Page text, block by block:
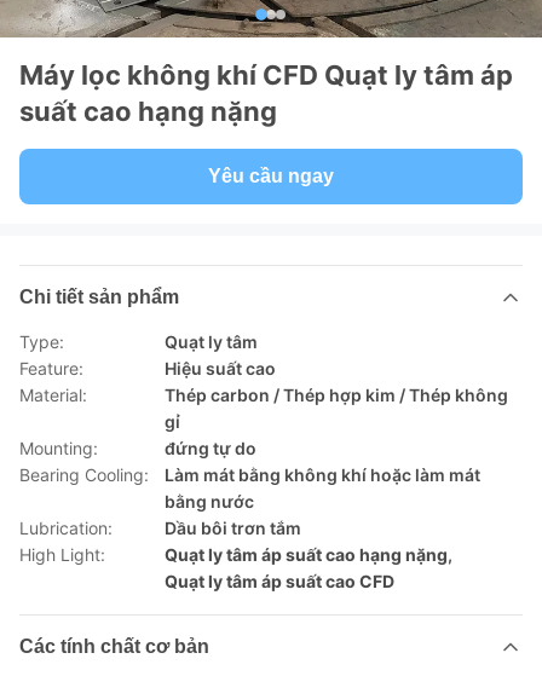
Máy lọc không khí CFD Quạt ly tâm áp
suất cao hạng nặng
Yêu cầu ngay
Chi tiết sản phẩm
Type:
Quạt ly tâm
Feature:
Hiệu suất cao
Material:
Thép carbon / Thép hợp kim / Thép không
gỉ
Mounting:
đứng tự do
Bearing Cooling:
Làm mát bằng không khí hoặc làm mát
bằng nước
Lubrication:
Dầu bôi trơn tắm
High Light:
Quạt ly tâm áp suất cao hạng nặng,
Quạt ly tâm áp suất cao CFD
Các tính chất cơ bản